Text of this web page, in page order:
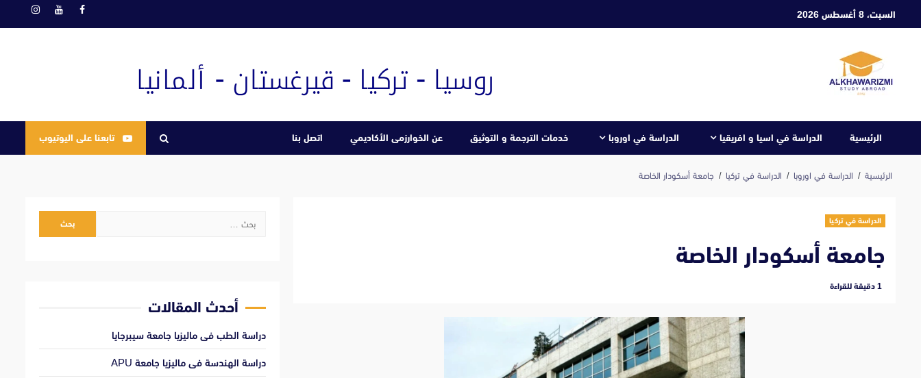
السبت، 8 أغسطس 2026 فيسبوكيوتيوب
الرئيسية الدراسة في اسيا و افريقيا الدراسة في اوروبا خدمات الترجمة و التوثيق عن الخوارزمى الأكاديمي اتصل بنا تابعنا على اليوتيوب
الرئيسية الدراسة في اوروبا الدراسة في تركيا جامعة أسكودار الخاصة
الدراسة في تركيا
جامعة أسكودار الخاصة
‫1 دقيقة للقراءة
البحث
أحدث المقالات
دراسة الطب فى ماليزيا جامعة سيبرجايا
دراسة الهندسة فى ماليزيا جامعة APU